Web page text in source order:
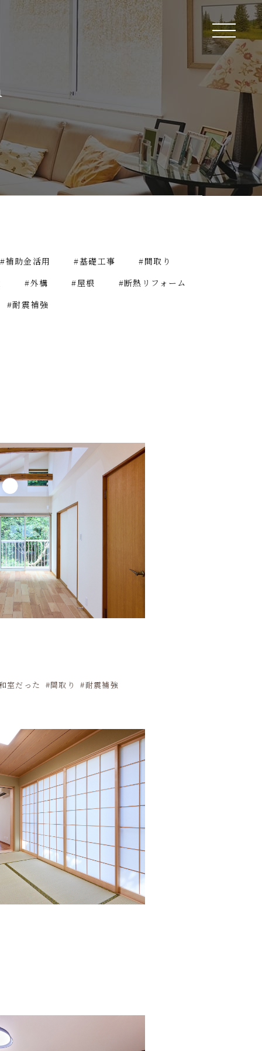
#補助金活用 #基礎工事
#間取り
#外構 #屋根
#断熱リフォーム
#耐震補強
室だった 間取り 耐震補強